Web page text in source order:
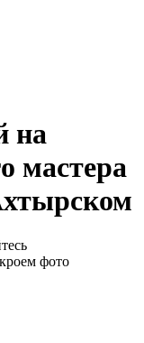
на
мастера
фото